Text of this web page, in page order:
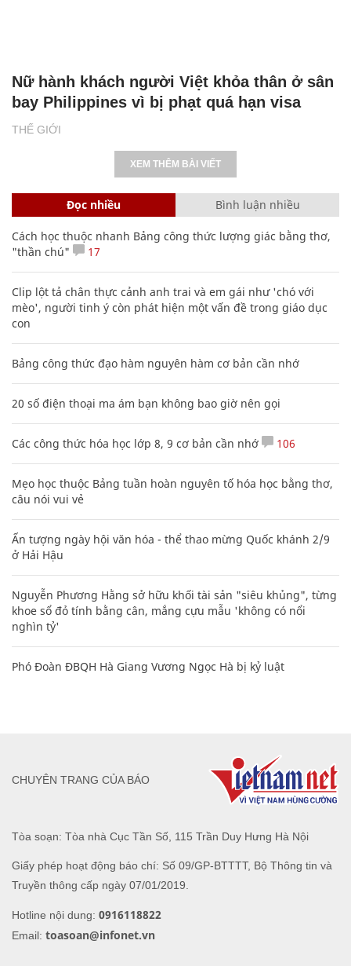
THẾ GIỚI
Nữ hành khách người Việt khỏa thân ở sân
bay Philippines vì bị phạt quá hạn visa
XEM THÊM BÀI VIẾT
Đọc nhiều Bình luận nhiều
Cách học thuộc nhanh Bảng công thức lượng giác bằng thơ,
"thần chú"
17
Clip lột tả chân thực cảnh anh trai và em gái như 'chó với
mèo', người tinh ý còn phát hiện một vấn đề trong giáo dục
con
Bảng công thức đạo hàm nguyên hàm cơ bản cần nhớ
20 số điện thoại ma ám bạn không bao giờ nên gọi
Các công thức hóa học lớp 8, 9 cơ bản cần nhớ 106
Mẹo học thuộc Bảng tuần hoàn nguyên tố hóa học bằng thơ,
câu nói vui vẻ
Ấn tượng ngày hội văn hóa - thể thao mừng Quốc khánh 2/9
ở Hải Hậu
Nguyễn Phương Hằng sở hữu khối tài sản "siêu khủng", từng
khoe sổ đỏ tính bằng cân, mắng cựu mẫu 'không có nổi
nghìn tỷ'
Phó Đoàn ĐBQH Hà Giang Vương Ngọc Hà bị kỷ luật
Tòa soạn: Tòa nhà Cục Tần Số, 115 Trần Duy Hưng Hà Nội
Giấy phép hoạt động báo chí: Số 09/GP-BTTTT, Bộ Thông tin và
Truyền thông cấp ngày 07/01/2019.
Hotline nội dung: 0916118822
Email: toasoan@infonet.vn
CHUYÊN TRANG CỦA BÁO